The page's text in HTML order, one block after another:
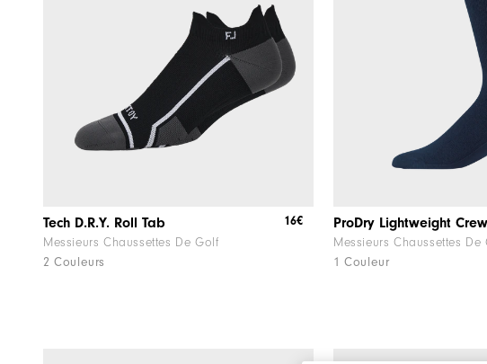
Tech D.R.Y. Roll Tab
Messieurs Chaussettes De Golf
2 Couleurs
16€ ProDry Lightweight Crew
Messieurs Chaussettes De
1 Couleur